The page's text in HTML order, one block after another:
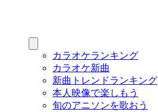
カラオケランキング
カラオケ新曲
新曲トレンドランキング
本人映像で楽しもう
旬のアニソンを歌おう